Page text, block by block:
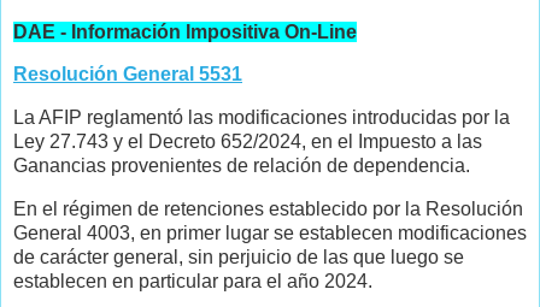
DAE - Información Impositiva On-Line
Resolución General 5531
La AFIP reglamentó las modificaciones introducidas por la
Ley 27.743 y el Decreto 652/2024, en el Impuesto a las
Ganancias provenientes de relación de dependencia.
En el régimen de retenciones establecido por la Resolución
General 4003, en primer lugar se establecen modificaciones
de carácter general, sin perjuicio de las que luego se
establecen en particular para el año 2024.